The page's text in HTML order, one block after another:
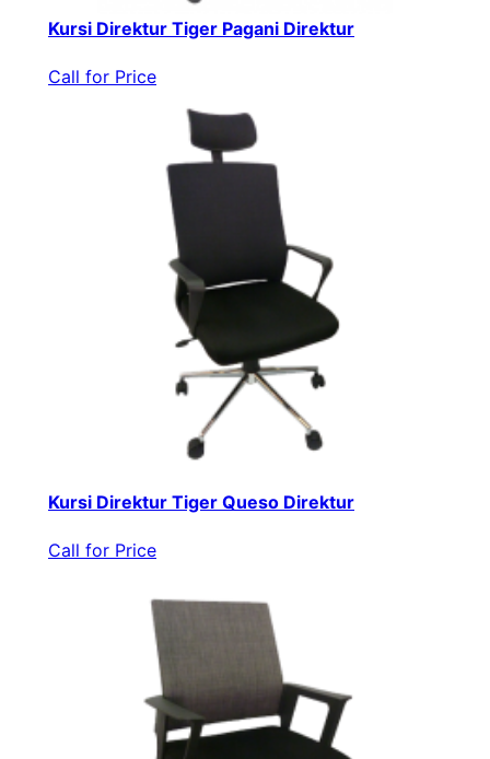
Kursi Direktur Tiger Pagani Direktur
Call for Price
Kursi Direktur Tiger Queso Direktur
Call for Price